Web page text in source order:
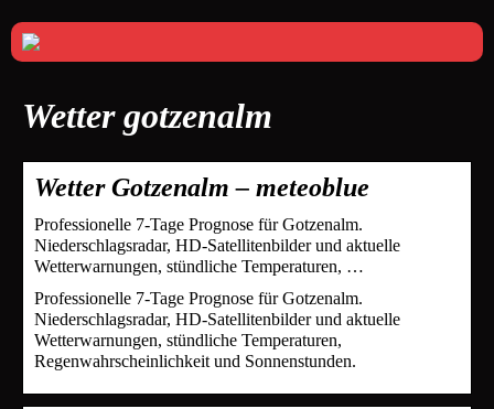
Wetter gotzenalm
Wetter Gotzenalm – meteoblue
Professionelle 7-Tage Prognose für Gotzenalm.
Niederschlagsradar, HD-Satellitenbilder und aktuelle
Wetterwarnungen, stündliche Temperaturen, …
Professionelle 7-Tage Prognose für Gotzenalm.
Niederschlagsradar, HD-Satellitenbilder und aktuelle
Wetterwarnungen, stündliche Temperaturen,
Regenwahrscheinlichkeit und Sonnenstunden.